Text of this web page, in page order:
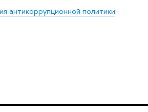
антикоррупционной политики